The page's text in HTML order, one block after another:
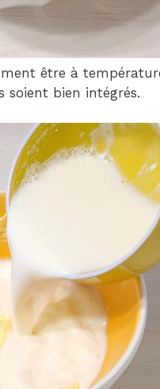
être à
soient bien intégrés.